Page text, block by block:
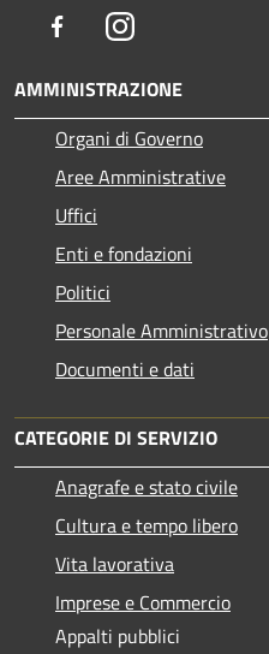
FacebookInstagram
AMMINISTRAZIONE
Organi di Governo
Aree Amministrative
Uffici
Enti e fondazioni
Politici
Personale Amministrativo
Documenti e dati
CATEGORIE DI SERVIZIO
Anagrafe e stato civile
Cultura e tempo libero
Vita lavorativa
Imprese e Commercio
Appalti pubblici